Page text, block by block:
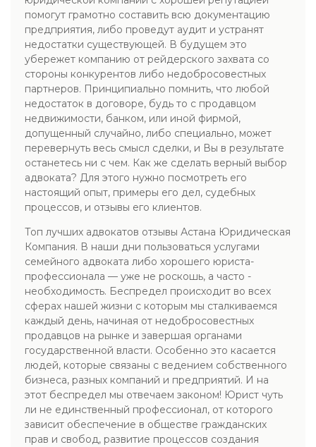
помогут грамотно составить всю документацию
предприятия, либо проведут аудит и устранят
недостатки существующей. В будущем это
убережет компанию от рейдерского захвата со
стороны конкурентов либо недобросовестных
партнеров. Принципиально помнить, что любой
недостаток в договоре, будь то с продавцом
недвижимости, банком, или иной фирмой,
допущенный случайно, либо специально, может
перевернуть весь смысл сделки, и Вы в результате
останетесь ни с чем. Как же сделать верный выбор
адвоката? Для этого нужно посмотреть его
настоящий опыт, примеры его дел, судебных
процессов, и отзывы его клиентов.
Топ лучших адвокатов отзывы Астана Юридическая
Компания. В наши дни пользоваться услугами
семейного адвоката либо хорошего юриста-
профессионала — уже не роскошь, а часто -
необходимость. Беспредел происходит во всех
сферах нашей жизни с которым мы сталкиваемся
каждый день, начиная от недобросовестных
продавцов на рынке и завершая органами
государственной власти. Особенно это касается
людей, которые связаны с ведением собственного
бизнеса, разных компаний и предприятий. И на
этот беспредел мы отвечаем законом! Юрист чуть
ли не единственный профессионал, от которого
зависит обеспечение в обществе гражданских
прав и свобод, развитие процессов создания